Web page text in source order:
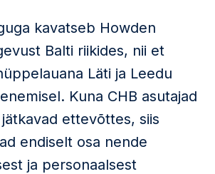
kavatseb Howden
Balti riikides, nii et
Läti ja Leedu
Kuna CHB asutajad
ettevõttes, siis
endiselt osa nende
ja personaalsest